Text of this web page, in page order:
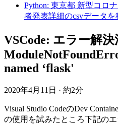
Python: 東京都 新型コロ
者発表詳細のcsvデータ
VSCode: エラー解決
named ‘flask'
2020年4月11日 · 約2分
Visual Studio CodeのDev
の使用を試みたところ下記の